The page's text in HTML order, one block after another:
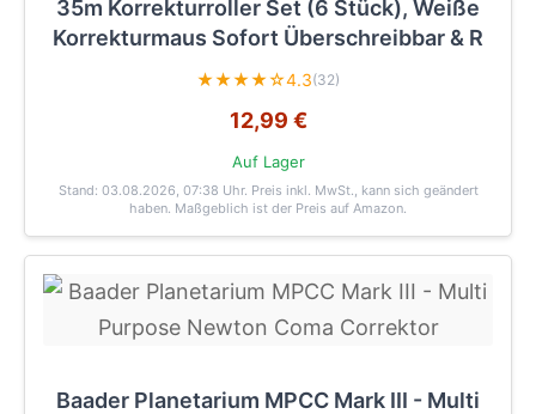
35m Korrekturroller Set (6 Stück), Weiße
Korrekturmaus Sofort Überschreibbar & R
★★★★☆4.3(32)
12,99 €
Auf Lager
Stand: 03.08.2026, 07:38 Uhr. Preis inkl. MwSt., kann sich geändert
haben. Maßgeblich ist der Preis auf Amazon.
Baader Planetarium MPCC Mark III - Multi